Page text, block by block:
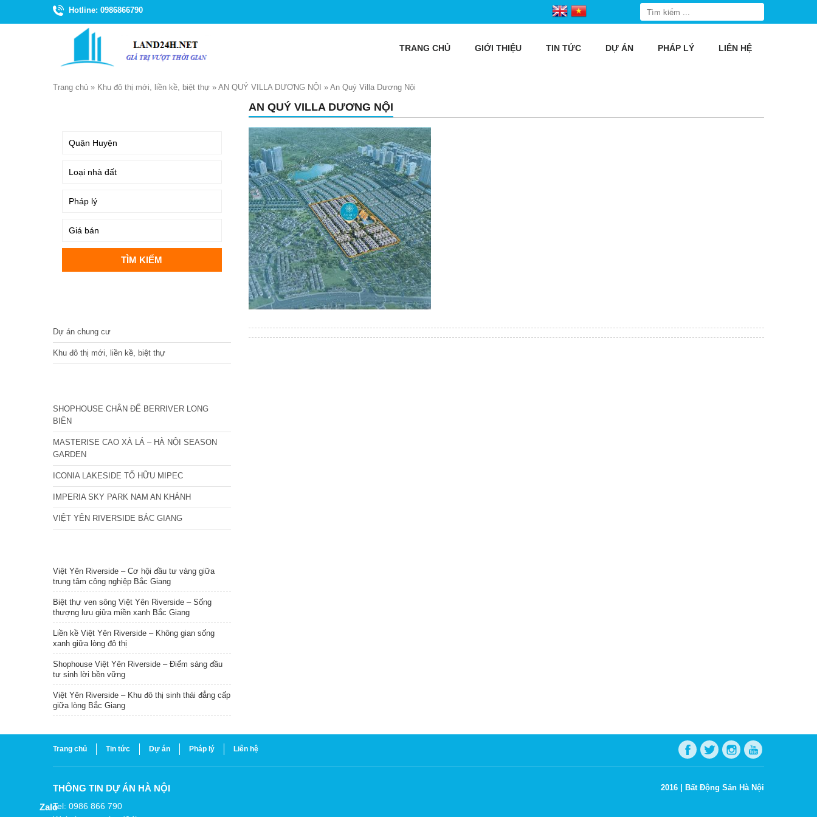
Hotline: 0986866790
TRANG CHỦ GIỚI THIỆU TIN TỨC DỰ ÁN PHÁP LÝ LIÊN HỆ
Trang chủ » Khu đô thị mới, liền kề, biệt thự » AN QUÝ VILLA DƯƠNG NỘI » An Quý Villa Dương Nội
AN QUÝ VILLA DƯƠNG NỘI
Dự án chung cư
Khu đô thị mới, liền kề, biệt thự
SHOPHOUSE CHÂN ĐẾ BERRIVER LONG
BIÊN
MASTERISE CAO XÀ LÁ – HÀ NỘI SEASON
GARDEN
ICONIA LAKESIDE TỐ HỮU MIPEC
IMPERIA SKY PARK NAM AN KHÁNH
VIỆT YÊN RIVERSIDE BẮC GIANG
Việt Yên Riverside – Cơ hội đầu tư vàng giữa
trung tâm công nghiệp Bắc Giang
Biệt thự ven sông Việt Yên Riverside – Sống
thượng lưu giữa miền xanh Bắc Giang
Liền kề Việt Yên Riverside – Không gian sống
xanh giữa lòng đô thị
Shophouse Việt Yên Riverside – Điểm sáng đầu
tư sinh lời bền vững
Việt Yên Riverside – Khu đô thị sinh thái đẳng cấp
giữa lòng Bắc Giang
Trang chủ Tin tức Dự án Pháp lý Liên hệ
THÔNG TIN DỰ ÁN HÀ NỘI
Tel: 0986 866 790
2016 | Bất Động Sản Hà Nội
Zalo